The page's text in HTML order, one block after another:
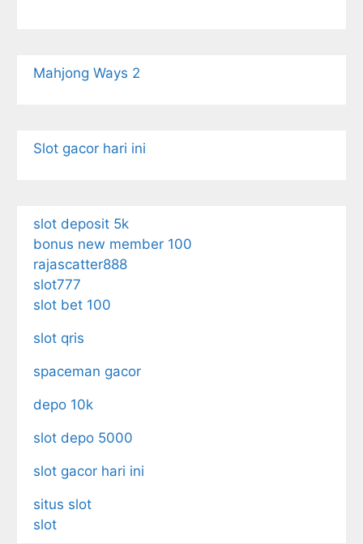
Mahjong Ways 2
Slot gacor hari ini
slot deposit 5k
bonus new member 100
rajascatter888
slot777
slot bet 100
slot qris
spaceman gacor
depo 10k
slot depo 5000
slot gacor hari ini
situs slot
slot